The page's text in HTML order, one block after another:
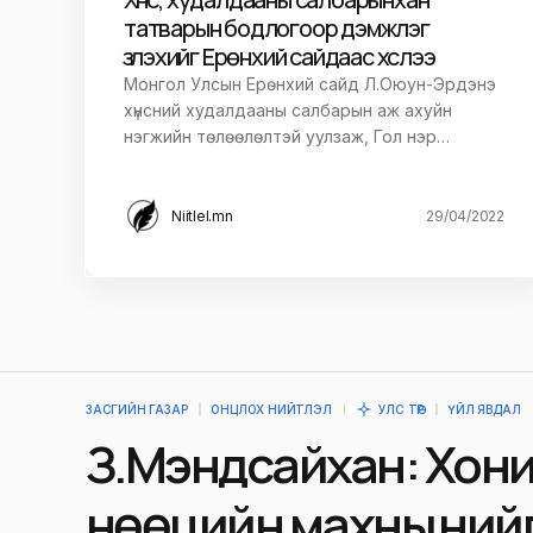
Илгээх
татварын бодлогоор дэмжлэг
үзүүлэхийг Ерөнхий сайдаас хүслээ
Монгол Улсын Ерөнхий сайд Л.Оюун-Эрдэнэ
хүнсний худалдааны салбарын аж ахуйн
нэгжийн төлөөлөлтэй уулзаж, Гол нэр…
Niitlel.mn 29/04/2022
ЗАСГИЙН ГАЗАР ОНЦЛОХ НИЙТЛЭЛ УЛС ТӨР ҮЙЛ ЯВДАЛ
З.Мэндсайхан: